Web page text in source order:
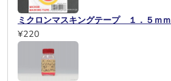
ミクロンマスキングテープ １．５ｍｍ
¥220